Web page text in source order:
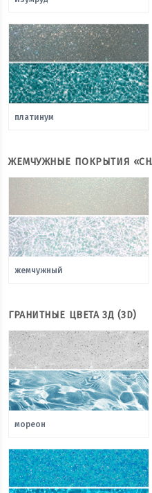
платинум
ЖЕМЧУЖНЫЕ ПОКРЫТИЯ
жемчужный
ГРАНИТНЫЕ ЦВЕТА 3Д (3D)
мореон